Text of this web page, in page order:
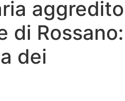
aggredito
di Rossano:
dei